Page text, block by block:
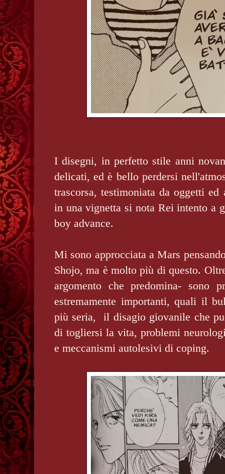
I disegni, in perfetto stile anni
delicati, ed è bello perdersi
trascorsa, testimoniata da oggetti
in una vignetta si nota Rei intento a
boy advance.
Mi sono approcciata a Mars
Shojo, ma è molto più di questo.
argomento che predomina- sono
estremamente importanti, quali il
più seria, il disagio giovanile che
di togliersi la vita, problemi
e meccanismi autolesivi di coping.